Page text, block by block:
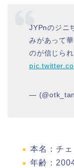
JYPnのジニ
みがあって
のが信じら
—
本名：チェ
年齢：